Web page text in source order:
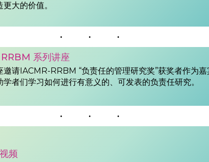
大的价值。
系列讲座
邀请IACMR-RRBM “负责任的管理研究奖”获奖者作为
学者们学习如何进行有意义的、可发表的负责任研究。
频